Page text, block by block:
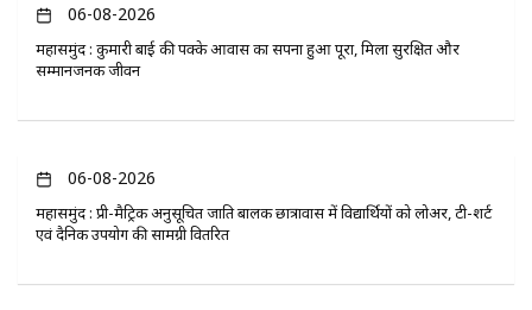
06-08-2026
महासमुंद : कुमारी बाई की पक्के आवास का सपना हुआ पूरा, मिला सुरक्षित और
सम्मानजनक जीवन
06-08-2026
महासमुंद : प्री-मैट्रिक अनुसूचित जाति बालक छात्रावास में विद्यार्थियों को लोअर, टी-शर्ट
एवं दैनिक उपयोग की सामग्री वितरित